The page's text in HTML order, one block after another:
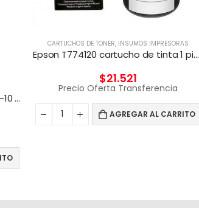
Botella de Tinta Original Canon GI-10 Cyan
CARTUCHOS DE TONER, INSUMOS IMPRESORAS
Epson T774120 cartucho de tinta 1 pieza(s) Original Negro
$21.521
Precio Oferta Transferencia
AGREGAR AL CARRITO